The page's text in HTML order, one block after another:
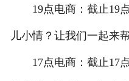
19点电商：截止19点
儿小情？让我们一起来
17点电商：截止17点